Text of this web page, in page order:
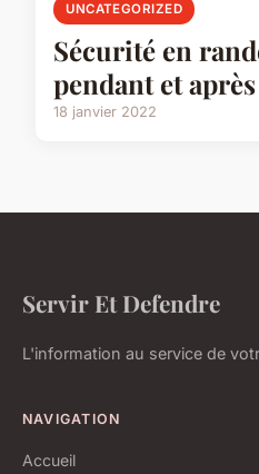
UNCATEGORIZED
Sécurité en
pendant et
18 janvier 2022
Servir Et Defendre
L'information au service de
NAVIGATION
Accueil